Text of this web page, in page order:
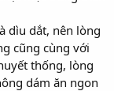
dìu dắt, nên lòng
cũng cùng với
thống, lòng
dám ăn ngon